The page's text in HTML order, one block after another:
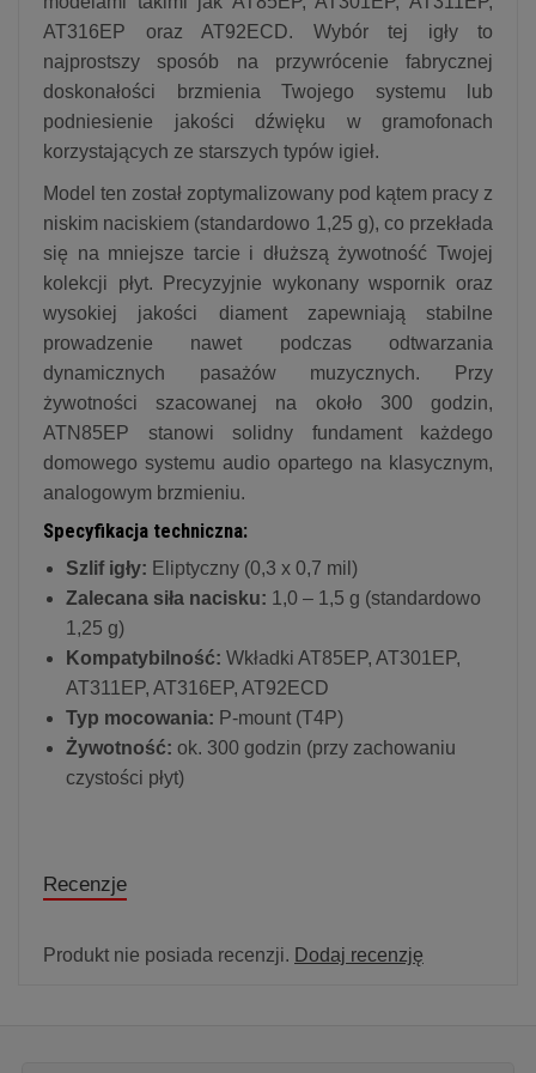
AT316EP oraz AT92ECD. Wybór tej igły to
najprostszy sposób na przywrócenie fabrycznej
doskonałości brzmienia Twojego systemu lub
podniesienie jakości dźwięku w gramofonach
korzystających ze starszych typów igieł.
Model ten został zoptymalizowany pod kątem pracy z
niskim naciskiem (standardowo 1,25 g), co przekłada
się na mniejsze tarcie i dłuższą żywotność Twojej
kolekcji płyt. Precyzyjnie wykonany wspornik oraz
wysokiej jakości diament zapewniają stabilne
prowadzenie nawet podczas odtwarzania
dynamicznych pasażów muzycznych. Przy
żywotności szacowanej na około 300 godzin,
ATN85EP stanowi solidny fundament każdego
domowego systemu audio opartego na klasycznym,
analogowym brzmieniu.
Specyfikacja techniczna:
Szlif igły: Eliptyczny (0,3 x 0,7 mil)
Zalecana siła nacisku: 1,0 – 1,5 g (standardowo
1,25 g)
Kompatybilność: Wkładki AT85EP, AT301EP,
AT311EP, AT316EP, AT92ECD
Typ mocowania: P-mount (T4P)
Żywotność: ok. 300 godzin (przy zachowaniu
czystości płyt)
Recenzje
Produkt nie posiada recenzji. Dodaj recenzję